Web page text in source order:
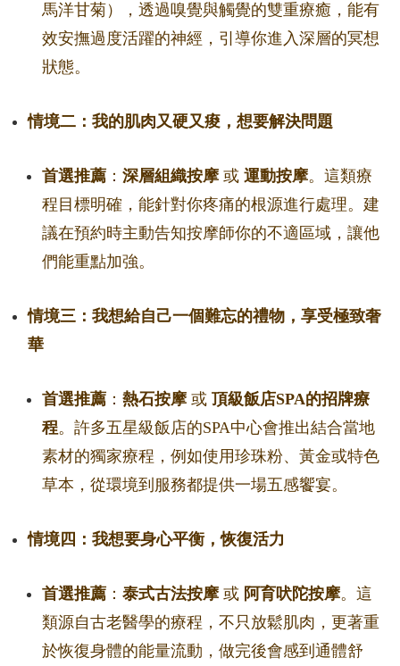
馬洋甘菊），透過嗅覺與觸覺的雙重療癒，能有
效安撫過度活躍的神經，引導你進入深層的冥想
狀態。
情境二：我的肌肉又硬又痠，想要解決問題
首選推薦 ： 深層組織按摩或 運動按摩。這類療
程目標明確，能針對你疼痛的根源進行處理。建
議在預約時主動告知按摩師你的不適區域，讓他
們能重點加強。
情境三：我想給自己一個難忘的禮物，享受極致奢
華
首選推薦 ： 熱石按摩或 頂級飯店SPA的招牌療
程。許多五星級飯店的SPA中心會推出結合當地
素材的獨家療程，例如使用珍珠粉、黃金或特色
草本，從環境到服務都提供一場五感饗宴。
情境四：我想要身心平衡，恢復活力
首選推薦 ： 泰式古法按摩或 阿育吠陀按摩。這
類源自古老醫學的療程，不只放鬆肌肉，更著重
於恢復身體的能量流動，做完後會感到通體舒